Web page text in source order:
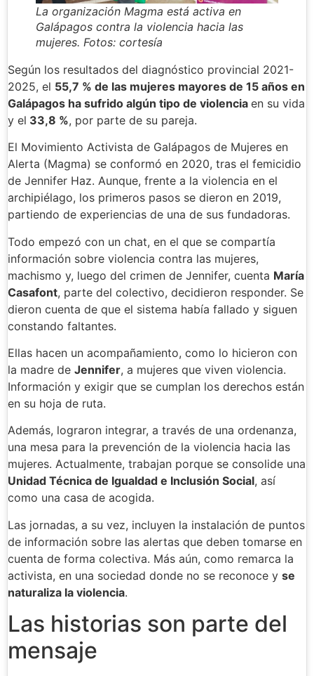
La organización Magma está activa en
Galápagos contra la violencia hacia las
mujeres. Fotos: cortesía
Según los resultados del diagnóstico provincial 2021-
2025, el 55,7 % de las mujeres mayores de 15 años en
Galápagos ha sufrido algún tipo de violencia en su vida
y el 33,8 %, por parte de su pareja.
El Movimiento Activista de Galápagos de Mujeres en
Alerta (Magma) se conformó en 2020, tras el femicidio
de Jennifer Haz. Aunque, frente a la violencia en el
archipiélago, los primeros pasos se dieron en 2019,
partiendo de experiencias de una de sus fundadoras.
Todo empezó con un chat, en el que se compartía
información sobre violencia contra las mujeres,
machismo y, luego del crimen de Jennifer, cuenta María
Casafont, parte del colectivo, decidieron responder. Se
dieron cuenta de que el sistema había fallado y siguen
constando faltantes.
Ellas hacen un acompañamiento, como lo hicieron con
la madre de Jennifer, a mujeres que viven violencia.
Información y exigir que se cumplan los derechos están
en su hoja de ruta.
Además, lograron integrar, a través de una ordenanza,
una mesa para la prevención de la violencia hacia las
mujeres. Actualmente, trabajan porque se consolide una
Unidad Técnica de Igualdad e Inclusión Social, así
como una casa de acogida.
Las jornadas, a su vez, incluyen la instalación de puntos
de información sobre las alertas que deben tomarse en
cuenta de forma colectiva. Más aún, como remarca la
activista, en una sociedad donde no se reconoce y se
naturaliza la violencia.
Las historias son parte del
mensaje